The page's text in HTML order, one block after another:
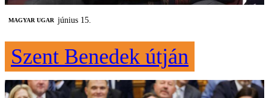
MAGYAR UGAR június 15.
Szent Benedek útján